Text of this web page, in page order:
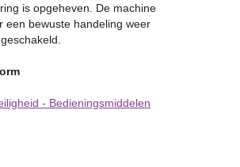
is opgeheven. De machine
een bewuste handeling weer
- Bedieningsmiddelen